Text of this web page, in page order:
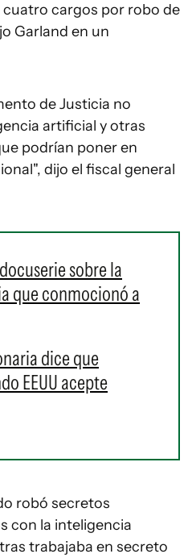
cargos por robo de
Garland en un
de Justicia no
artificial y otras
podrían poner en
dijo el fiscal general
sobre la
que conmocionó a
dice que
EEUU acepte
robó secretos
con la inteligencia
trabajaba en secreto